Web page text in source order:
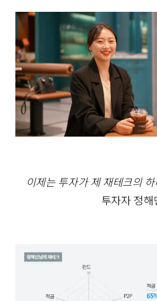
이제는 투자가 제 재테크의
투자자 정해